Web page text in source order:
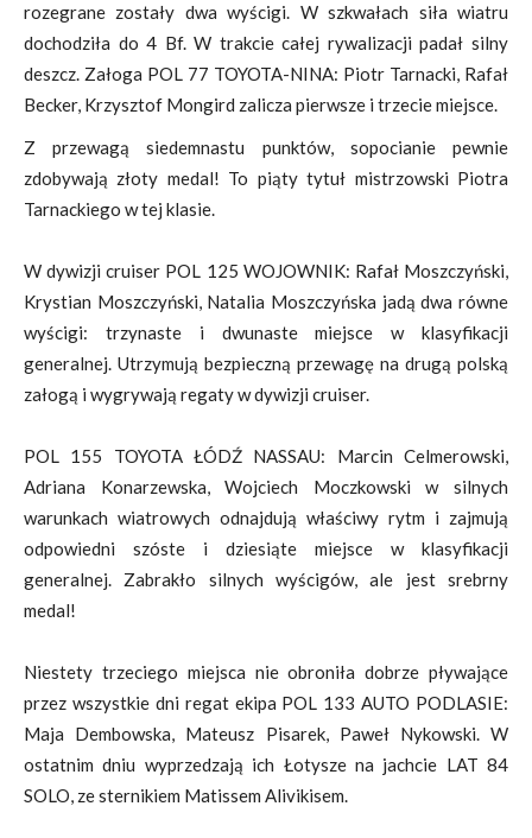
rozegrane zostały dwa wyścigi. W szkwałach siła wiatru
dochodziła do 4 Bf. W trakcie całej rywalizacji padał silny
deszcz. Załoga POL 77 TOYOTA-NINA: Piotr Tarnacki, Rafał
Becker, Krzysztof Mongird zalicza pierwsze i trzecie miejsce.
Z przewagą siedemnastu punktów, sopocianie pewnie
zdobywają złoty medal! To piąty tytuł mistrzowski Piotra
Tarnackiego w tej klasie.
W dywizji cruiser POL 125 WOJOWNIK: Rafał Moszczyński,
Krystian Moszczyński, Natalia Moszczyńska jadą dwa równe
wyścigi: trzynaste i dwunaste miejsce w klasyfikacji
generalnej. Utrzymują bezpieczną przewagę na drugą polską
załogą i wygrywają regaty w dywizji cruiser.
POL 155 TOYOTA ŁÓDŹ NASSAU: Marcin Celmerowski,
Adriana Konarzewska, Wojciech Moczkowski w silnych
warunkach wiatrowych odnajdują właściwy rytm i zajmują
odpowiedni szóste i dziesiąte miejsce w klasyfikacji
generalnej. Zabrakło silnych wyścigów, ale jest srebrny
medal!
Niestety trzeciego miejsca nie obroniła dobrze pływające
przez wszystkie dni regat ekipa POL 133 AUTO PODLASIE:
Maja Dembowska, Mateusz Pisarek, Paweł Nykowski. W
ostatnim dniu wyprzedzają ich Łotysze na jachcie LAT 84
SOLO, ze sternikiem Matissem Alivikisem.